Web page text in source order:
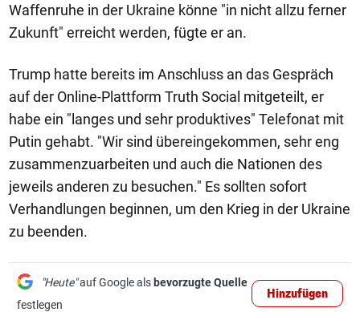
Waffenruhe in der Ukraine könne "in nicht allzu ferner
Zukunft" erreicht werden, fügte er an.
Trump hatte bereits im Anschluss an das Gespräch
auf der Online-Plattform Truth Social mitgeteilt, er
habe ein "langes und sehr produktives" Telefonat mit
Putin gehabt. "Wir sind übereingekommen, sehr eng
zusammenzuarbeiten und auch die Nationen des
jeweils anderen zu besuchen." Es sollten sofort
Verhandlungen beginnen, um den Krieg in der Ukraine
zu beenden.
"Heute"auf Google als bevorzugte Quelle
festlegen
Hinzufügen